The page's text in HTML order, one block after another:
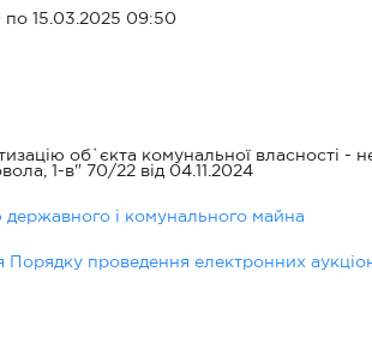
по 15.03.2025 09:50
об`єкта комунальної власності -
1-в" 70/22 від 04.11.2024
державного і комунального майна
Порядку проведення електронних